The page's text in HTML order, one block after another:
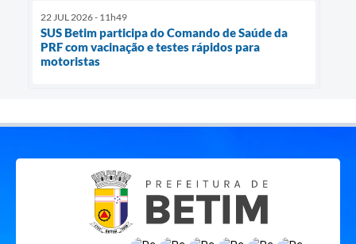
22 JUL 2026 - 11h49
SUS Betim participa do Comando de Saúde da
PRF com vacinação e testes rápidos para
motoristas